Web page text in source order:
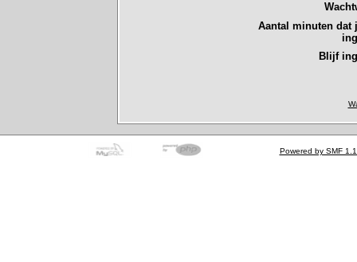
Aantal minuten dat
Blijf
Powered by SMF